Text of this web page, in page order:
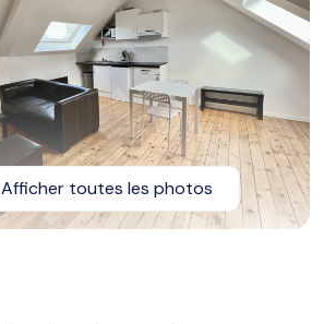
Afficher toutes les photos